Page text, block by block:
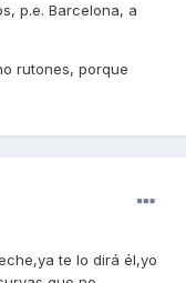
p.e. Barcelona, a
rutones, porque
te lo dirá él,yo